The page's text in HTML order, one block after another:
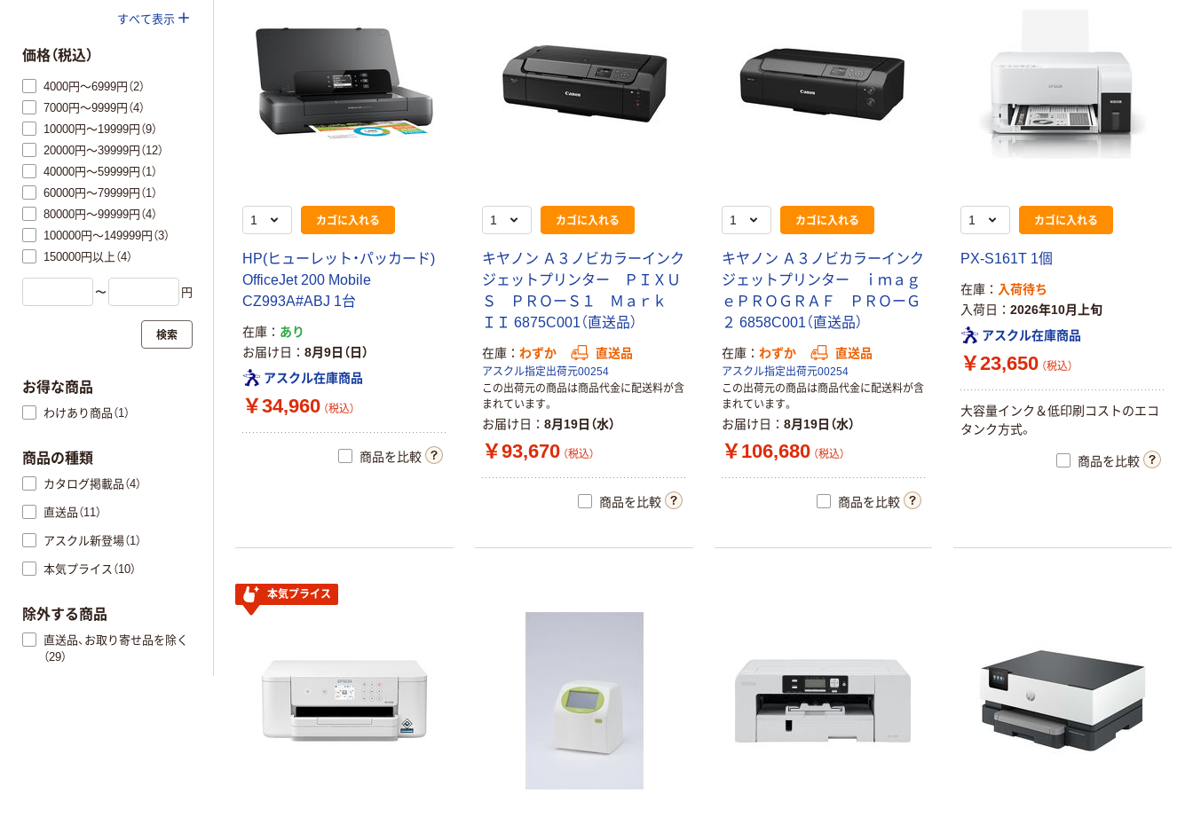
カゴに入れる
HP(ヒューレット・パッカード)
OfficeJet 200 Mobile
CZ993A#ABJ 1台
在庫
あり
お届け日
8月9日（日）
アスクル在庫商品
￥34,960 （税込）
商品を比較
カゴに入れる
キヤノン Ａ３ノビカラーインク
ジェットプリンター ＰＩＸＵ
Ｓ ＰＲＯーＳ１ Ｍａｒｋ
ＩＩ 6875C001（直送品）
在庫 わずか 直送品
アスクル指定出荷元00254
この出荷元の商品は商品代金に配送料が含
まれています。
お届け日 8月19日（水）
￥93,670 （税込）
商品を比較
カゴに入れる
キヤノン Ａ３ノビカラーインク
ジェットプリンター ｉｍａｇ
ｅＰＲＯＧＲＡＦ ＰＲＯーＧ
２ 6858C001（直送品）
在庫 わずか 直送品
アスクル指定出荷元00254
この出荷元の商品は商品代金に配送料が含
まれています。
お届け日 8月19日（水）
￥106,680 （税込）
商品を比較
カゴに入れる
PX-S161T 1個
在庫
入荷待ち
入荷日
2026年10月上旬
アスクル在庫商品
￥23,650 （税込）
大容量インク＆低印刷コストのエコ
タンク方式。
商品を比較
本気プライス
すべて表示
価格（税込）
4000円～6999円（2）
7000円～9999円（4）
10000円～19999円（9）
20000円～39999円（12）
40000円～59999円（1）
60000円～79999円（1）
80000円～99999円（4）
100000円～149999円（3）
150000円以上（4）
〜 円
検索
お得な商品
わけあり商品（1）
商品の種類
カタログ掲載品（4）
直送品（11）
アスクル新登場（1）
本気プライス（10）
除外する商品
直送品、お取り寄せ品を除く
（29）